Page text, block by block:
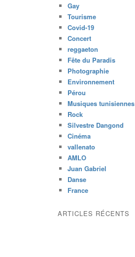
Gay
Tourisme
Covid-19
Concert
reggaeton
Fête du Paradis
Photographie
Environnement
Pérou
Musiques tunisiennes
Rock
Silvestre Dangond
Cinéma
vallenato
AMLO
Juan Gabriel
Danse
France
ARTICLES RÉCENTS